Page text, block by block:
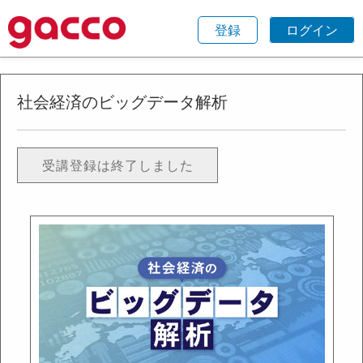
登録 ログイン
社会経済のビッグデータ解析
受講登録は終了しました